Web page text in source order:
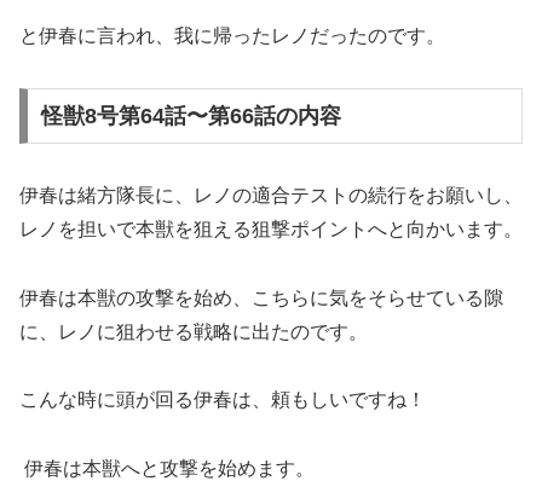
と伊春に言われ、我に帰ったレノだったのです。
怪獣8号第64話〜第66話の内容
伊春は緒方隊長に、レノの適合テストの続行をお願いし、
レノを担いで本獣を狙える狙撃ポイントへと向かいます。
伊春は本獣の攻撃を始め、こちらに気をそらせている隙
に、レノに狙わせる戦略に出たのです。
こんな時に頭が回る伊春は、頼もしいですね！
伊春は本獣へと攻撃を始めます。